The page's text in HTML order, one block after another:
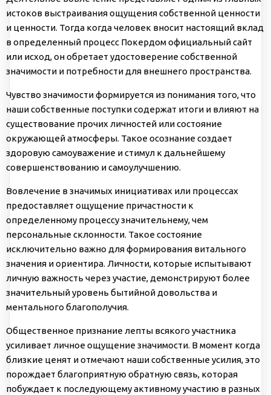
истоков выстраивания ощущения собственной ценности
и ценности. Тогда когда человек вносит настоящий вклад
в определенный процесс Покердом официальный сайт
или исход, он обретает удостоверение собственной
значимости и потребности для внешнего пространства.
Чувство значимости формируется из понимания того, что
наши собственные поступки содержат итоги и влияют на
существование прочих личностей или состояние
окружающей атмосферы. Такое осознание создает
здоровую самоуважение и стимул к дальнейшему
совершенствованию и самоулучшению.
Вовлечение в значимых инициативах или процессах
предоставляет ощущение причастности к
определенному процессу значительнему, чем
персональные склонности. Такое состояние
исключительно важно для формирования витального
значения и ориентира. Личности, которые испытывают
личную важность через участие, демонстрируют более
значительный уровень бытийной довольства и
ментального благополучия.
Общественное признание лепты всякого участника
усиливает личное ощущение значимости. В момент когда
близкие ценят и отмечают наши собственные усилия, это
порождает благоприятную обратную связь, которая
побуждает к последующему активному участию в разных